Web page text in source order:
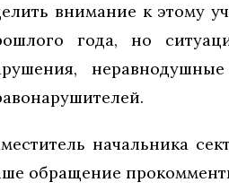
внимание к этому
года, но
начальника
обращение